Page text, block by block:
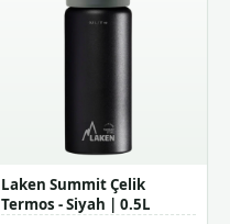
Laken Summit Çelik
Termos - Siyah | 0.5L